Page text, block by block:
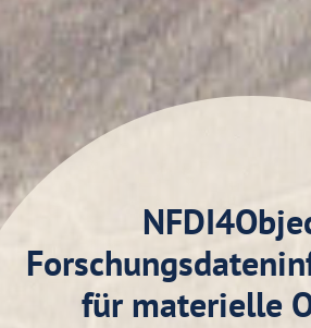
für materielle